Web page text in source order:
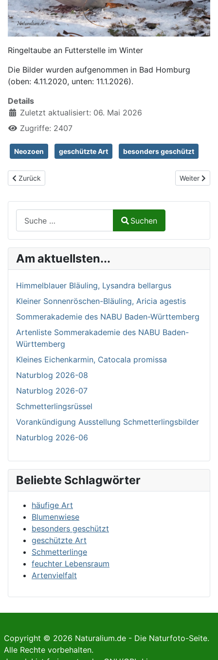
Ringeltaube an Futterstelle im Winter
Die Bilder wurden aufgenommen in Bad Homburg
(oben: 4.11.2020, unten: 11.1.2026).
Details
Zuletzt aktualisiert: 06. Mai 2026
Zugriffe: 2407
Neozoen geschützte Art besonders geschützt
Vorheriger Beitrag: Tannenhäher, Nucifraga caryocatactes
Zurück Nächster
Weiter
Type 2 or more characters for results.
Suchen
Am aktuellsten...
Himmelblauer Bläuling, Lysandra bellargus
Kleiner Sonnenröschen-Bläuling, Aricia agestis
Sommerakademie des NABU Baden-Württemberg
Artenliste Sommerakademie des NABU Baden-
Württemberg
Kleines Eichenkarmin, Catocala promissa
Naturblog 2026-08
Naturblog 2026-07
Schmetterlingsrüssel
Vorankündigung Ausstellung Schmetterlingsbilder
Naturblog 2026-06
Beliebte Schlagwörter
häufige Art
Blumenwiese
besonders geschützt
geschützte Art
Schmetterlinge
feuchter Lebensraum
Artenvielfalt
Copyright © 2026 Naturalium.de - Die Naturfoto-Seite.
Alle Rechte vorbehalten.